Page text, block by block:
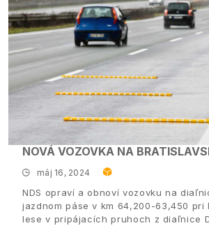
NOVÁ VOZOVKA NA
máj 16, 2024
NDS opraví a obnoví vozovku na
jazdnom páse v km 64,200-63,450 pri
lese v pripájacích pruhoch z diaľnice